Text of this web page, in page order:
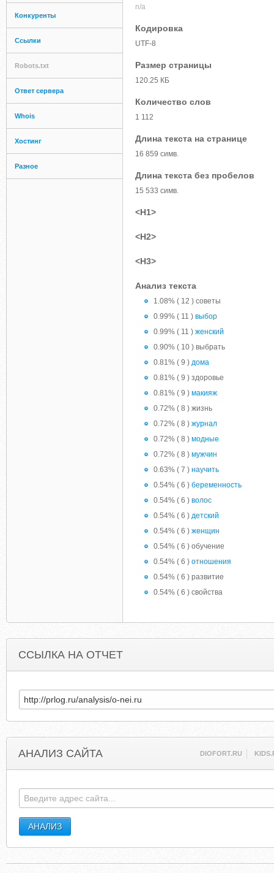
Конкуренты
Ссылки
Robots.txt
Ответ сервера
Whois
Хостинг
Разное
n/a
Кодировка
UTF-8
Размер страницы
120.25 КБ
Количество слов
1 112
Длина текста на странице
16 859 симв.
Длина текста без пробелов
15 533 симв.
<H1>
<H2>
<H3>
Анализ текста
1.08% ( 12 ) советы
0.99% ( 11 ) выбор
0.99% ( 11 ) женский
0.90% ( 10 ) выбрать
0.81% ( 9 ) дома
0.81% ( 9 ) здоровье
0.81% ( 9 ) макияж
0.72% ( 8 ) жизнь
0.72% ( 8 ) журнал
0.72% ( 8 ) модные
0.72% ( 8 ) мужчин
0.63% ( 7 ) научить
0.54% ( 6 ) беременность
0.54% ( 6 ) волос
0.54% ( 6 ) детский
0.54% ( 6 ) женщин
0.54% ( 6 ) обучение
0.54% ( 6 ) отношения
0.54% ( 6 ) развитие
0.54% ( 6 ) свойства
ССЫЛКА НА ОТЧЕТ
АНАЛИЗ САЙТА DIOFORT.RU